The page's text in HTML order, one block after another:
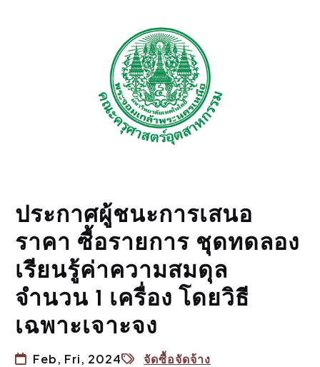
ประกาศผู้ชนะการเสนอ
ราคา ซื้อรายการ ชุดทดลอง
เรียนรู้ค่าความสมดุล
จำนวน 1 เครื่อง โดยวิธี
เฉพาะเจาะจง
Feb, Fri, 2024 จัดซื้อจัดจ้าง